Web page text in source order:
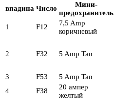
впадина Число
Мини-
предохранитель
1 F12
7,5 Amp
коричневый
2 F32 5 Amp Tan
3
F53 5 Amp Tan
4
F38
20 ампер
желтый